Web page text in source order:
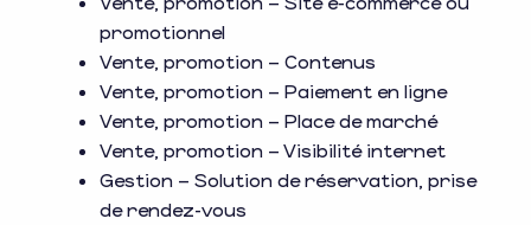
promotionnel
Vente, promotion – Contenus
Vente, promotion – Paiement en ligne
Vente, promotion – Place de marché
Vente, promotion – Visibilité internet
Gestion – Solution de réservation, prise
de rendez-vous